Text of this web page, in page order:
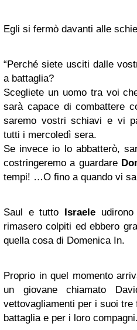
Egli si fermò davanti alle
“Perché siete usciti dalle
a battaglia?
Scegliete un uomo tra voi
sarà capace di combattere
saremo vostri schiavi e vi
tutti i mercoledì sera.
Se invece io lo abbatterò,
costringeremo a guardare
tempi! …O fino a quando vi
Saul e tutto Israele
rimasero colpiti ed ebbero
quella cosa di Domenica In.
Proprio in quel momento
un giovane chiamato
vettovagliamenti per i suoi
battaglia e per i loro compagni.